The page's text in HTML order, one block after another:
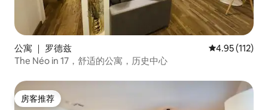
公寓 ｜ 罗德兹 平均评分 4.95
4.95 (112)
The Néo in 17，舒适的公寓，历史中心
房客推荐
房客推荐